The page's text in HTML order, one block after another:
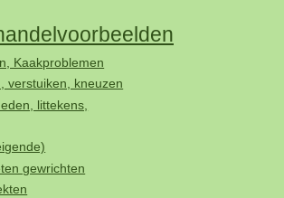
Kaakproblemen
verstuiken, kneuzen
littekens,
gewrichten